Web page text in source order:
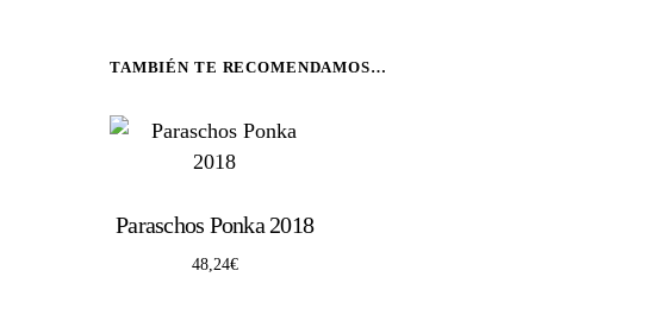
TAMBIÉN TE RECOMENDAMOS…
Paraschos Ponka 2018
48,24€